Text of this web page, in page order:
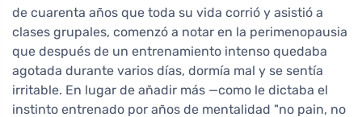
de cuarenta años que toda su vida corrió y asistió a
clases grupales, comenzó a notar en la perimenopausia
que después de un entrenamiento intenso quedaba
agotada durante varios días, dormía mal y se sentía
irritable. En lugar de añadir más —como le dictaba el
instinto entrenado por años de mentalidad "no pain, no